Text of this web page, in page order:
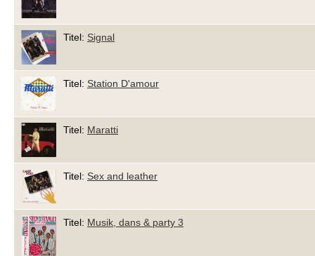
Titel: Signal
Titel: Station D'amour
Titel: Maratti
Titel: Sex and leather
Titel: Musik, dans & party 3